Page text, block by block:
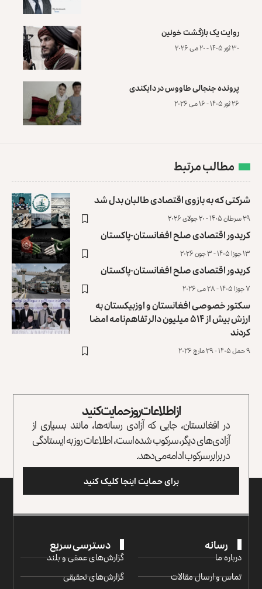
روایت یک بازگشت خونین
۳۰ ثور ۱۴۰۵ - ۲۰ می ۲۰۲۶
پرونده‌ جنجالی طاووس در دایکندی
۲۶ ثور ۱۴۰۵ - ۱۶ می ۲۰۲۶
مطالب مرتبط
شرکتی که به بازوی اقتصادی طالبان بدل شد
۲۹ سرطان ۱۴۰۵ - ۲۰ جولای ۲۰۲۶
کریدور اقتصادی صلح افغانستان-پاکستان
۱۳ جوزا ۱۴۰۵ - ۳ جون ۲۰۲۶
کریدور اقتصادی صلح افغانستان-پاکستان
۷ جوزا ۱۴۰۵ - ۲۸ می ۲۰۲۶
سکتور خصوصی افغانستان و اوزبیکستان به
ارزش بیش از ۵۱۴ میلیون دالر تفاهم‌نامه امضا
کردند
۹ حمل ۱۴۰۵ - ۲۹ مارچ ۲۰۲۶
از اطلاعات روز حمایت کنید
در افغانستان، جایی که آزادی رسانه‌ها، مانند بسیاری از
آزادی‌های دیگر، سرکوب شده است، اطلاعات روز به ایستادگی
در برابر سرکوب ادامه می‌دهد.
برای حمایت اینجا کلیک کنید
رسانه
درباره ما
تماس و ارسال مقالات
دسترسی سریع
گزارش‌‌های عمقی و بلند
گزارش‌های تحقیقی